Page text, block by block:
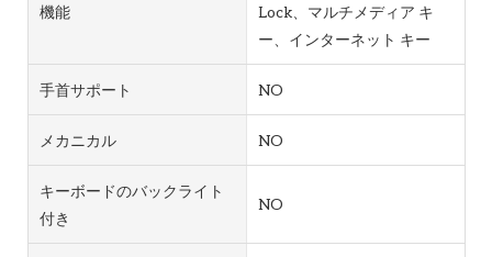
機能
Lock、マルチメディア キ
ー、インターネット キー
手首サポート NO
メカニカル NO
キーボードのバックライト
付き
NO